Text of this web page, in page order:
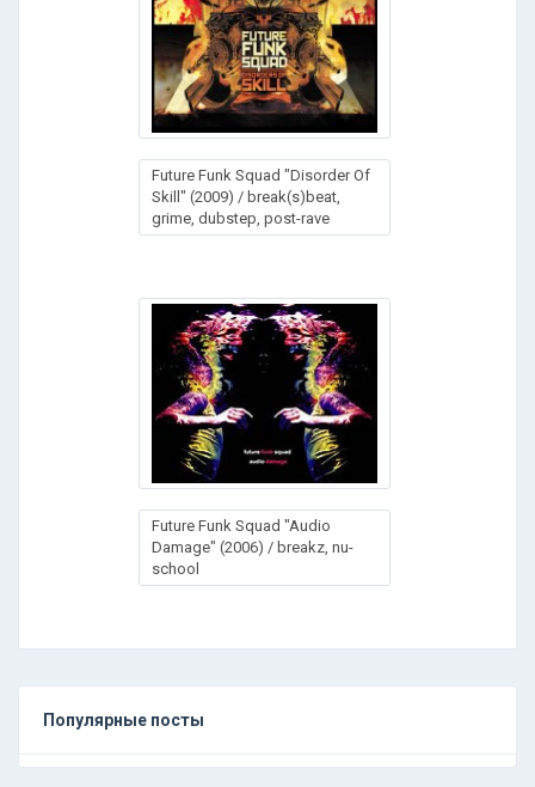
Future Funk Squad "Disorder Of
Skill" (2009) / break(s)beat,
grime, dubstep, post-rave
Future Funk Squad "Audio
Damage" (2006) / breakz, nu-
school
Популярные посты